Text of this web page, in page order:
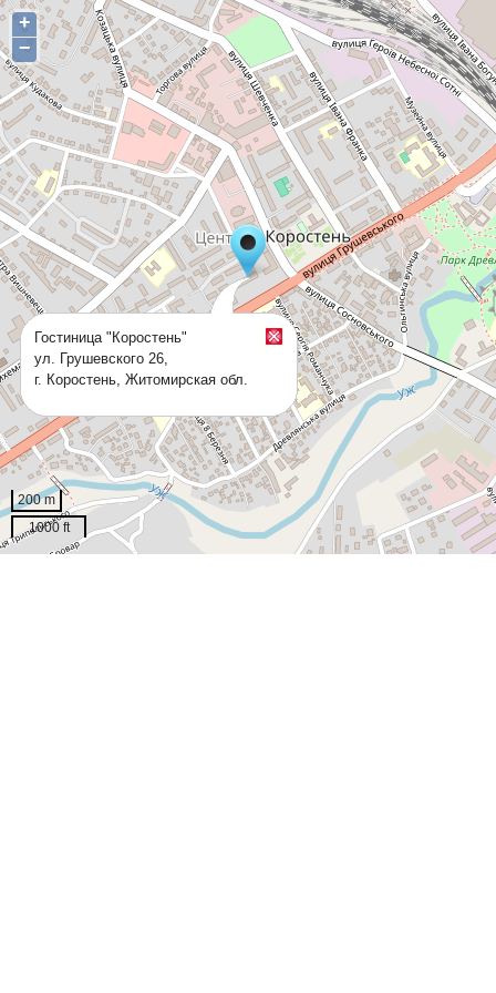
Гостиница "Коростень"
ул. Грушевского 26,
г. Коростень, Житомирская обл.
+
−
200 m
1000 ft